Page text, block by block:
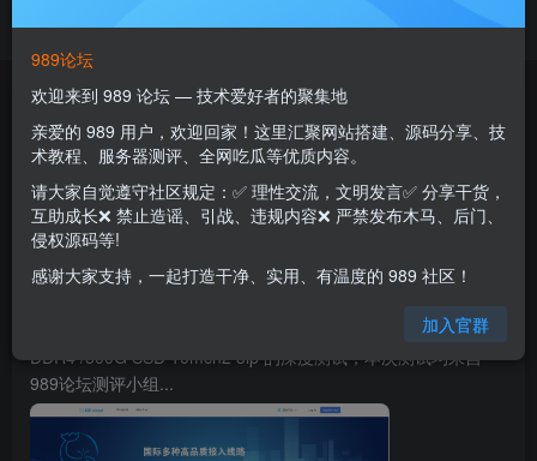
机房们都小心点，收你们来咯~
989测评
针对JSK机房的528u/E5-2620v4(16核,32线程,双CPU) /32G
DDR4 /500G SSD 10mcn2 3ip 的深度测试，本次测试均来自
989论坛测评小组...
989论坛
欢迎来到 989 论坛 — 技术爱好者的聚集地
亲爱的 989 用户，欢迎回家！这里汇聚网站搭建、源码分享、技
术教程、服务器测评、全网吃瓜等优质内容。
请大家自觉遵守社区规定：✅ 理性交流，文明发言✅ 分享干货，
互助成长❌ 禁止造谣、引战、违规内容❌ 严禁发布木马、后门、
侵权源码等!
感谢大家支持，一起打造干净、实用、有温度的 989 社区！
加入官群